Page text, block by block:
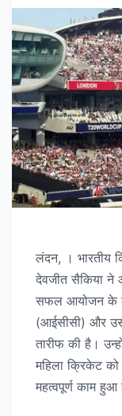
लंदन, । भारतीय
देवजीत सैकिया ने
सफल आयोजन के
(आईसीसी) और
तारीफ की है।
महिला क्रिकेट
महत्वपूर्ण काम हुआ